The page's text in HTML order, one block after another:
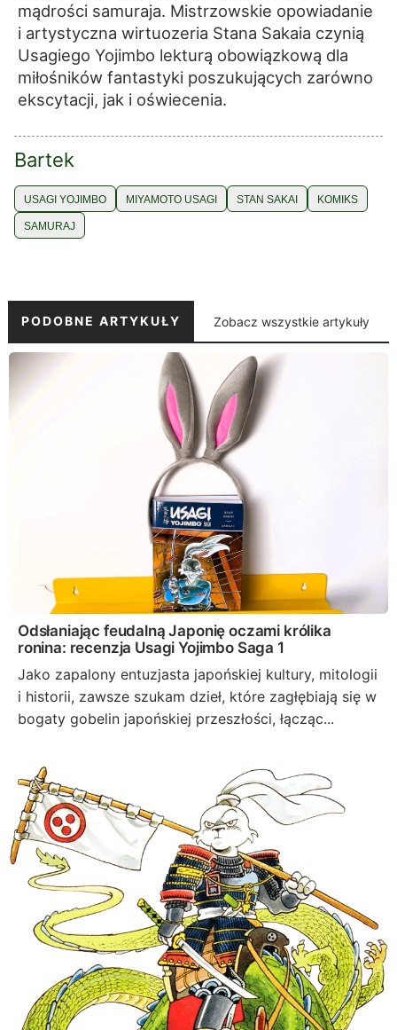
mądrości samuraja. Mistrzowskie opowiadanie
i artystyczna wirtuozeria Stana Sakaia czynią
Usagiego Yojimbo lekturą obowiązkową dla
miłośników fantastyki poszukujących zarówno
ekscytacji, jak i oświecenia.
Bartek
USAGI YOJIMBO MIYAMOTO USAGI STAN SAKAI KOMIKS
SAMURAJ
PODOBNE ARTYKUŁY Zobacz wszystkie artykuły
Odsłaniając feudalną Japonię oczami królika
ronina: recenzja Usagi Yojimbo Saga 1
Jako zapalony entuzjasta japońskiej kultury, mitologii
i historii, zawsze szukam dzieł, które zagłębiają się w
bogaty gobelin japońskiej przeszłości, łącząc...